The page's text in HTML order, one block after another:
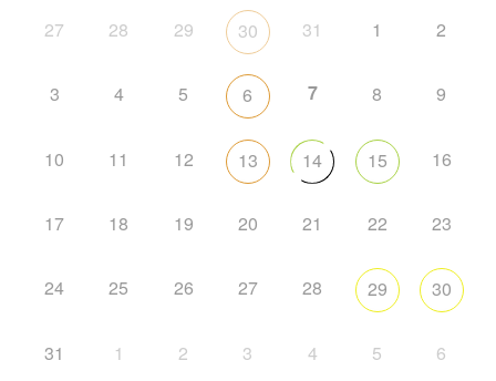
27 28 29 30 31 1 2
3 4 5 6 7 8 9
10 11 12 13 14 15 16
17 18 19 20 21 22 23
24 25 26 27 28 29 30
31 1 2 3 4 5 6